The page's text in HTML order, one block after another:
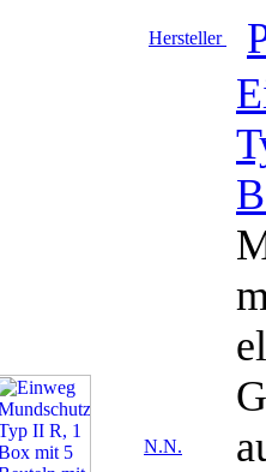
Hersteller
N.N.